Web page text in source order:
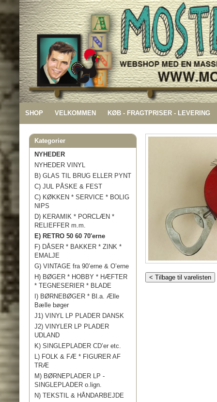
SHOP VELKOMMEN KØB - FRAGTPRISER - LEVERING
Kategorier
NYHEDER
NYHEDER VINYL
B) GLAS TIL BRUG ELLER PYNT
C) JUL PÅSKE & FEST
C) KØKKEN * SERVICE * BOLIG
NIPS
D) KERAMIK * PORCLÆN *
RELIEFFER m.m.
E) RETRO 50 60 70'erne
F) DÅSER * BAKKER * ZINK *
EMALJE
G) VINTAGE fra 90’erne & O’erne
H) BØGER * HOBBY * HÆFTER
* TEGNESERIER * BLADE
I) BØRNEBØGER * Bl.a. Ælle
Bælle bøger
J1) VINYL LP PLADER DANSK
J2) VINYLER LP PLADER
UDLAND
K) SINGLEPLADER CD’er etc.
L) FOLK & FÆ * FIGURER AF
TRÆ
M) BØRNEPLADER LP -
SINGLEPLADER o.lign.
N) TEKSTIL & HÅNDARBEJDE
< Tilbage til varelisten